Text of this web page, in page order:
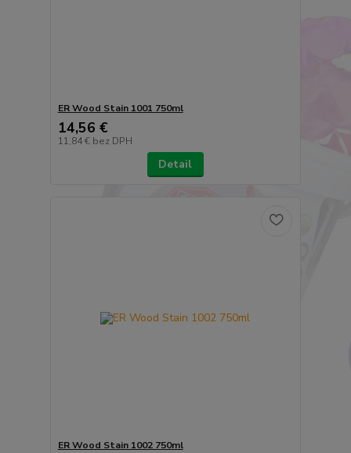
ER Wood Stain 1001 750ml
14,56 €
11,84 € bez DPH
Detail
ER Wood Stain 1002 750ml